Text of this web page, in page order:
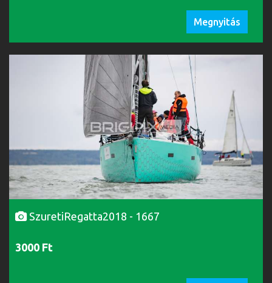
Megnyitás
SzuretiRegatta2018 - 1667
3000 Ft